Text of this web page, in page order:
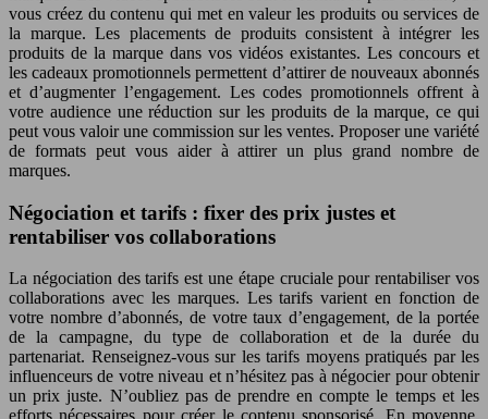
vous créez du contenu qui met en valeur les produits ou services de
la marque. Les placements de produits consistent à intégrer les
produits de la marque dans vos vidéos existantes. Les concours et
les cadeaux promotionnels permettent d’attirer de nouveaux abonnés
et d’augmenter l’engagement. Les codes promotionnels offrent à
votre audience une réduction sur les produits de la marque, ce qui
peut vous valoir une commission sur les ventes. Proposer une variété
de formats peut vous aider à attirer un plus grand nombre de
marques.
Négociation et tarifs : fixer des prix justes et
rentabiliser vos collaborations
La négociation des tarifs est une étape cruciale pour rentabiliser vos
collaborations avec les marques. Les tarifs varient en fonction de
votre nombre d’abonnés, de votre taux d’engagement, de la portée
de la campagne, du type de collaboration et de la durée du
partenariat. Renseignez-vous sur les tarifs moyens pratiqués par les
influenceurs de votre niveau et n’hésitez pas à négocier pour obtenir
un prix juste. N’oubliez pas de prendre en compte le temps et les